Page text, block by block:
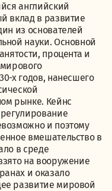
английский
вклад в развитие
из основателей
науки. Основной
процента и
х годов, нанесшего
рынке. Кейнс
и поэтому
вмешательство в
в среде
на вооружение
и оказало
развитие мировой